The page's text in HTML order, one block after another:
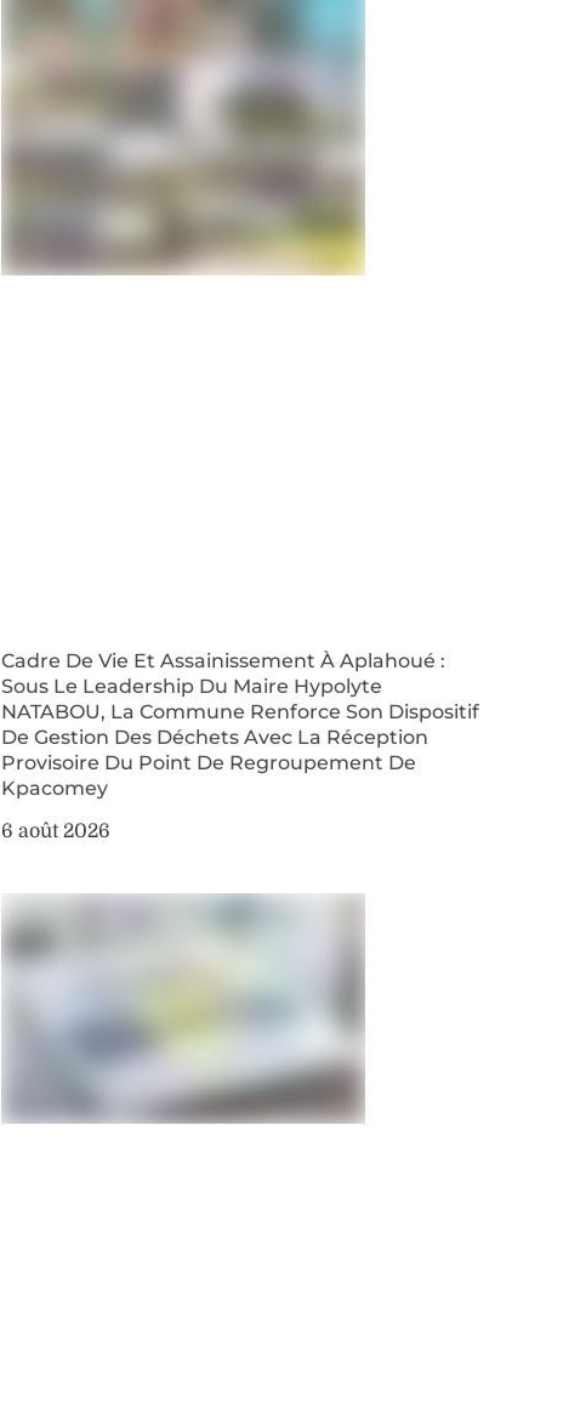
Cadre De Vie Et Assainissement À Aplahoué :
Sous Le Leadership Du Maire Hypolyte
NATABOU, La Commune Renforce Son Dispositif
De Gestion Des Déchets Avec La Réception
Provisoire Du Point De Regroupement De
Kpacomey
6 août 2026